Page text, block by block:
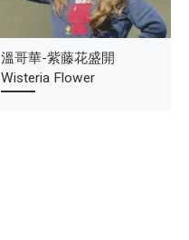
溫哥華雨季的最佳活動
溫哥華-紫藤花盛開
Wisteria Flower